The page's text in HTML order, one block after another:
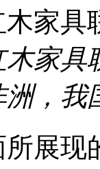
木家具
木家
，
展现